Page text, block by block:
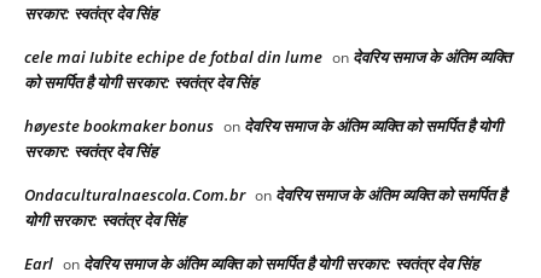
सरकार: स्वतंत्र देव सिंह
cele mai Iubite echipe de fotbal din lume on देवरिय समाज के अंतिम व्यक्ति
को समर्पित है योगी सरकार: स्वतंत्र देव सिंह
høyeste bookmaker bonus on देवरिय समाज के अंतिम व्यक्ति को समर्पित है योगी
सरकार: स्वतंत्र देव सिंह
Ondaculturalnaescola.Com.br on देवरिय समाज के अंतिम व्यक्ति को समर्पित है
योगी सरकार: स्वतंत्र देव सिंह
Earl on देवरिय समाज के अंतिम व्यक्ति को समर्पित है योगी सरकार: स्वतंत्र देव सिंह